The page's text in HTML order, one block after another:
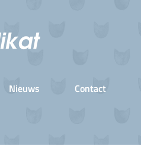
Nieuws Contact